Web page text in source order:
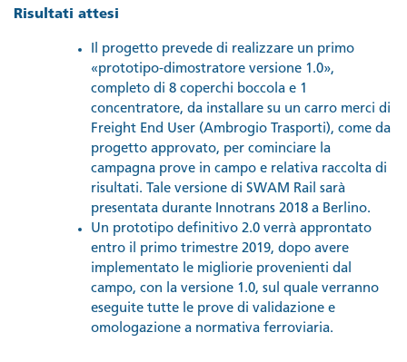
Risultati attesi
Il progetto prevede di realizzare un primo
«prototipo‐dimostratore versione 1.0»,
completo di 8 coperchi boccola e 1
concentratore, da installare su un carro merci di
Freight End User (Ambrogio Trasporti), come da
progetto approvato, per cominciare la
campagna prove in campo e relativa raccolta di
risultati. Tale versione di SWAM Rail sarà
presentata durante Innotrans 2018 a Berlino.
Un prototipo definitivo 2.0 verrà approntato
entro il primo trimestre 2019, dopo avere
implementato le migliorie provenienti dal
campo, con la versione 1.0, sul quale verranno
eseguite tutte le prove di validazione e
omologazione a normativa ferroviaria.